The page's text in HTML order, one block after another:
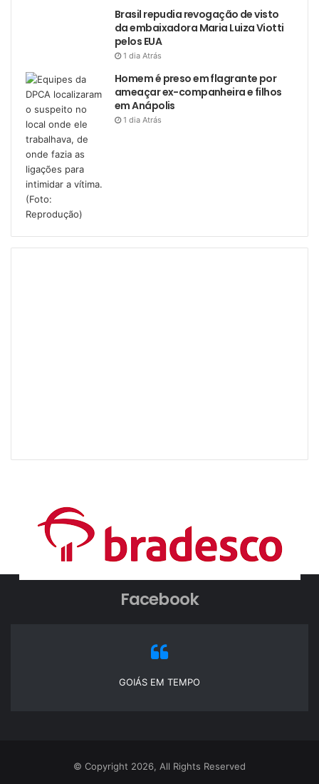
Brasil repudia revogação de visto
da embaixadora Maria Luiza Viotti
pelos EUA
1 dia Atrás
Homem é preso em flagrante por
ameaçar ex-companheira e filhos
em Anápolis
1 dia Atrás
Facebook
GOIÁS EM TEMPO
© Copyright 2026, All Rights Reserved